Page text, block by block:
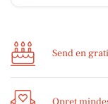
Send en